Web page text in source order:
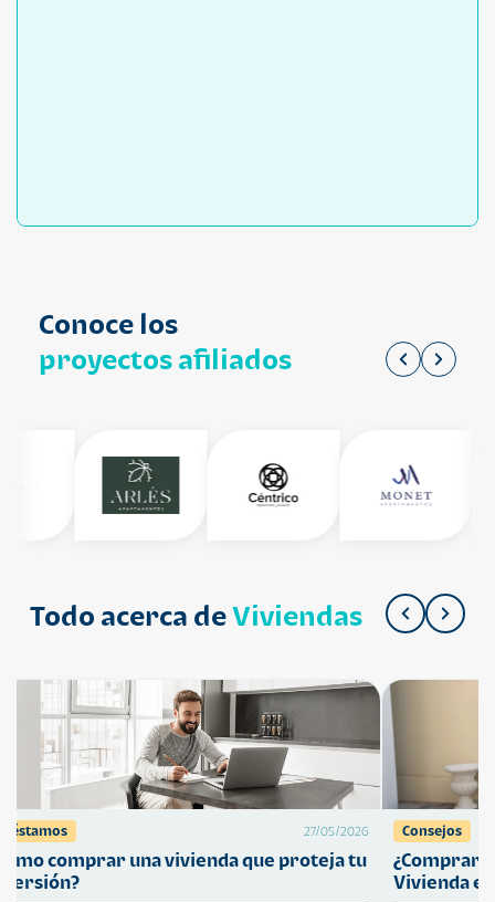
Conoce los
proyectos afiliados
Todo acerca deViviendas
27/05/2026
comprar una vivienda que proteja tu
Consejos
¿Comprar
Vivienda